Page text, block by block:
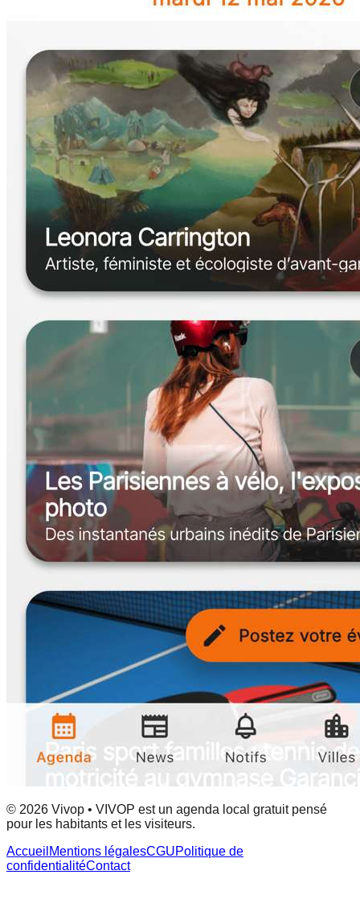
© 2026 Vivop • VIVOP est un agenda local gratuit pensé
pour les habitants et les visiteurs.
Accueil Mentions légalesCGUPolitique de
confidentialitéContact